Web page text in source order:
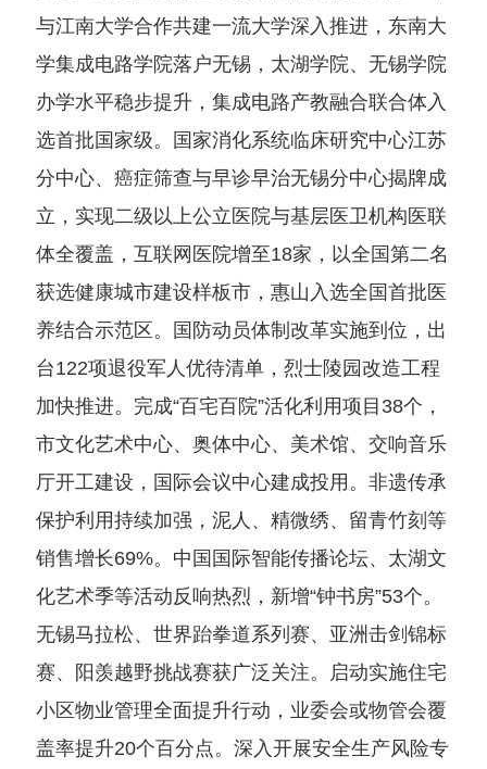
与江南大学合作共建一流大学深入推进，东南大
学集成电路学院落户无锡，太湖学院、无锡学院
办学水平稳步提升，集成电路产教融合联合体入
选首批国家级。国家消化系统临床研究中心江苏
分中心、癌症筛查与早诊早治无锡分中心揭牌成
立，实现二级以上公立医院与基层医卫机构医联
体全覆盖，互联网医院增至18家，以全国第二名
获选健康城市建设样板市，惠山入选全国首批医
养结合示范区。国防动员体制改革实施到位，出
台122项退役军人优待清单，烈士陵园改造工程
加快推进。完成“百宅百院”活化利用项目38个，
市文化艺术中心、奥体中心、美术馆、交响音乐
厅开工建设，国际会议中心建成投用。非遗传承
保护利用持续加强，泥人、精微绣、留青竹刻等
销售增长69%。中国国际智能传播论坛、太湖文
化艺术季等活动反响热烈，新增“钟书房”53个。
无锡马拉松、世界跆拳道系列赛、亚洲击剑锦标
赛、阳羡越野挑战赛获广泛关注。启动实施住宅
小区物业管理全面提升行动，业委会或物管会覆
盖率提升20个百分点。深入开展安全生产风险专